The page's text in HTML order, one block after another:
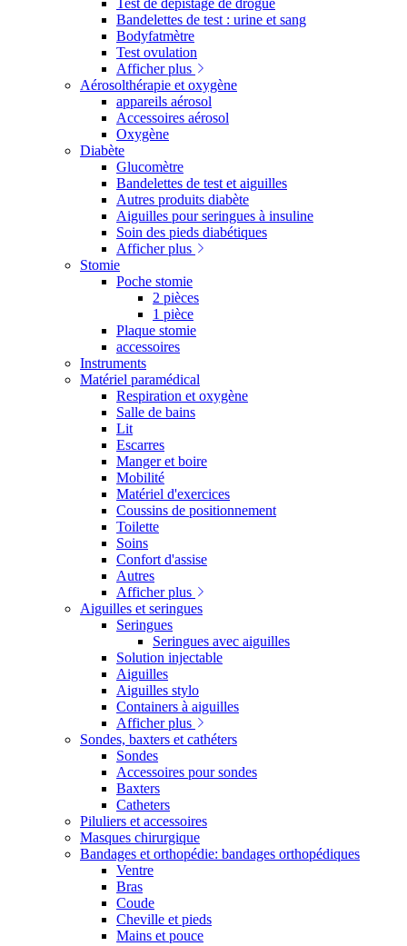
Test de dépistage de drogue
Bandelettes de test : urine et sang
Bodyfatmètre
Test ovulation
Afficher plus
Aérosolthérapie et oxygène
appareils aérosol
Accessoires aérosol
Oxygène
Diabète
Glucomètre
Bandelettes de test et aiguilles
Autres produits diabète
Aiguilles pour seringues à insuline
Soin des pieds diabétiques
Afficher plus
Stomie
Poche stomie
2 pièces
1 pièce
Plaque stomie
accessoires
Instruments
Matériel paramédical
Respiration et oxygène
Salle de bains
Lit
Escarres
Manger et boire
Mobilité
Matériel d'exercices
Coussins de positionnement
Toilette
Soins
Confort d'assise
Autres
Afficher plus
Aiguilles et seringues
Seringues
Seringues avec aiguilles
Solution injectable
Aiguilles
Aiguilles stylo
Containers à aiguilles
Afficher plus
Sondes, baxters et cathéters
Sondes
Accessoires pour sondes
Baxters
Catheters
Piluliers et accessoires
Masques chirurgique
Bandages et orthopédie: bandages orthopédiques
Ventre
Bras
Coude
Cheville et pieds
Mains et pouce